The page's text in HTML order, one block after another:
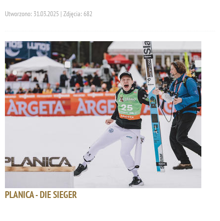
Utworzono: 31.03.2025 | Zdjęcia: 682
PLANICA - DIE SIEGER